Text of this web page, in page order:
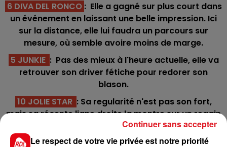
6 DIVA DEL RONCO : Elle a gagné sur plus court dans
un événement en laissant une belle impression. Ici
sur la distance, elle lui faudra un parcours sur
mesure, où semble avoire moins de marge.
5 JUNKIE : Pas des mieux à l'heure actuelle, elle va
retrouver son driver fétiche pour redorer son
blason.
10 JOLIE STAR : Sa regularité n'est pas son fort,
mais sa récente ligne droite la montre sur un regain
de forme. En étant pas trop loin en début de ligne
droite, elle peut venir arracher une 5éme place.
Le respect de votre vie privée est notre priorité
Continuer sans accepter